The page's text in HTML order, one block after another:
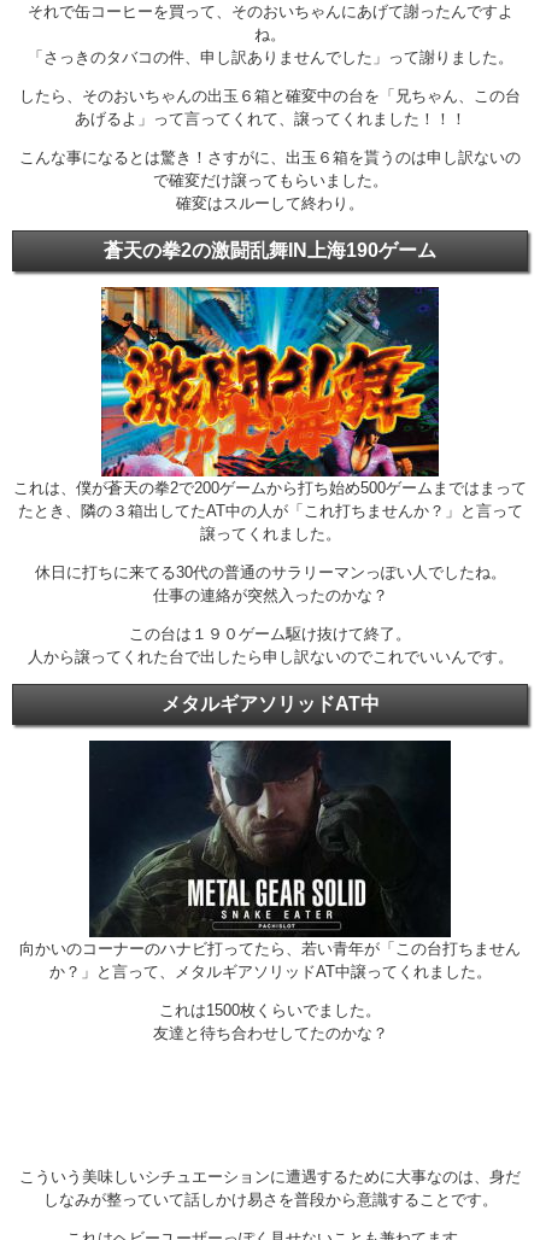
それで缶コーヒーを買って、そのおいちゃんにあげて謝ったんですよ
ね。
「さっきのタバコの件、申し訳ありませんでした」って謝りました。
したら、そのおいちゃんの出玉６箱と確変中の台を「兄ちゃん、この台
あげるよ」って言ってくれて、譲ってくれました！！！
こんな事になるとは驚き！さすがに、出玉６箱を貰うのは申し訳ないの
で確変だけ譲ってもらいました。
確変はスルーして終わり。
蒼天の拳2の激闘乱舞IN上海190ゲーム
これは、僕が蒼天の拳2で200ゲームから打ち始め500ゲームまではまって
たとき、隣の３箱出してたAT中の人が「これ打ちませんか？」と言って
譲ってくれました。
休日に打ちに来てる30代の普通のサラリーマンっぽい人でしたね。
仕事の連絡が突然入ったのかな？
この台は１９０ゲーム駆け抜けて終了。
人から譲ってくれた台で出したら申し訳ないのでこれでいいんです。
メタルギアソリッドAT中
向かいのコーナーのハナビ打ってたら、若い青年が「この台打ちません
か？」と言って、メタルギアソリッドAT中譲ってくれました。
これは1500枚くらいでました。
友達と待ち合わせしてたのかな？
こういう美味しいシチュエーションに遭遇するために大事なのは、身だ
しなみが整っていて話しかけ易さを普段から意識することです。